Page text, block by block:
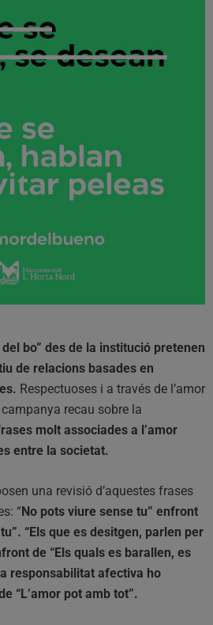
bo” des de la institució pretenen
de relacions basades en
Respectuoses i a través de l’amor
recau sobre la
molt associades a l’amor
entre la societat.
una revisió d’aquestes frases
“No pots viure sense tu” enfront
“Els que es desitgen, parlen per
de “Els quals es barallen, es
responsabilitat afectiva ho
“L’amor pot amb tot”.